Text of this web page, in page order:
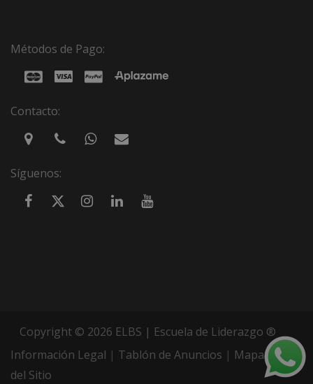
Métodos de Pago:
Contacto:
Síguenos:
Copyright © 2026 ELBS | Escuela de Liderazgo ®
Información Legal | Tablón de Anuncios | Mapa
del Sitio